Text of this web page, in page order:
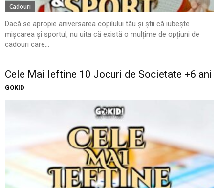
Cadouri
Dacă se apropie aniversarea copilului tău și știi că iubește
mișcarea și sportul, nu uita că există o mulțime de opțiuni de
cadouri care...
Cele Mai Ieftine 10 Jocuri de Societate +6 ani
GOKID